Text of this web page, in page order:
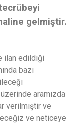
gelmiştir.
ilan edildiği
bazı
aramızda
verilmiştir ve
ve neticeye